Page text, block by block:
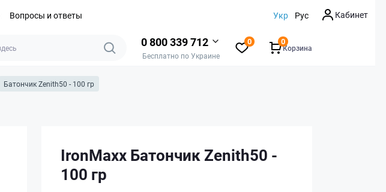
Вопросы и ответы Укр Рус Кабинет
0 800 339 712
Бесплатно по Украине
0
Корзина
0
Батончик Zenith50 - 100 гр
IronMaxx Батончик Zenith50 -
100 гр